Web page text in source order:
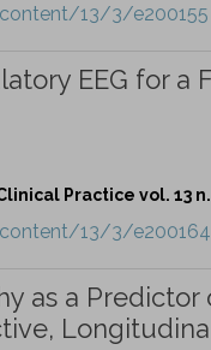
13/3/e200155
EEG for a
Practice vol. 13 n.
13/3/e200164
as a